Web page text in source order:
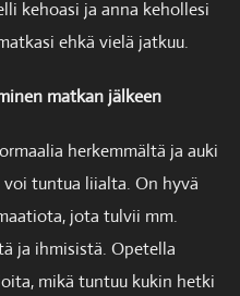
kehoasi ja anna kehollesi
ehkä vielä jatkuu.
matkan jälkeen
herkemmältä ja auki
tuntua liialta. On hyvä
jota tulvii mm.
ja ihmisistä. Opetella
mikä tuntuu kukin hetki